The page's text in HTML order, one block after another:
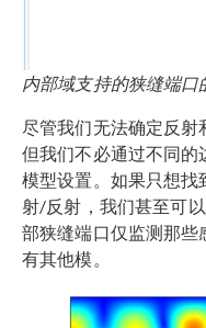
内部域支持的狭缝端口
尽管我们无法确定反射
但我们不必通过不同
模型设置。如果只想找
射/反射，我们甚至可
部狭缝端口仅监测那些
有其他模。